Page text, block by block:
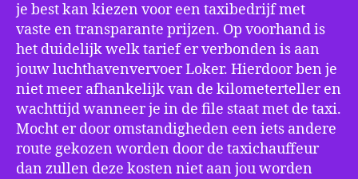
je best kan kiezen voor een taxibedrijf met
vaste en transparante prijzen. Op voorhand is
het duidelijk welk tarief er verbonden is aan
jouw luchthavenvervoer Loker. Hierdoor ben je
niet meer afhankelijk van de kilometerteller en
wachttijd wanneer je in de file staat met de taxi.
Mocht er door omstandigheden een iets andere
route gekozen worden door de taxichauffeur
dan zullen deze kosten niet aan jou worden